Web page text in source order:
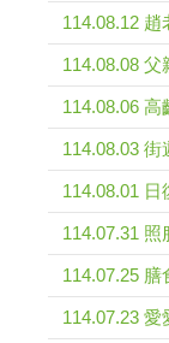
114.08.12 趙
114.08.08 父
114.08.06
114.08.03 街
114.08.01
114.07.31
114.07.25
114.07.23